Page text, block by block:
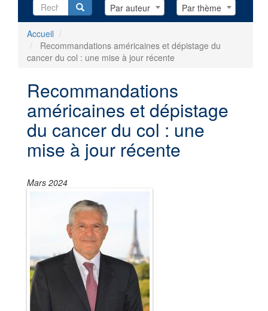
RecherchePar auteur Par thème
Accueil
Recommandations américaines et dépistage du
cancer du col : une mise à jour récente
Recommandations
américaines et dépistage
du cancer du col : une
mise à jour récente
Mars 2024